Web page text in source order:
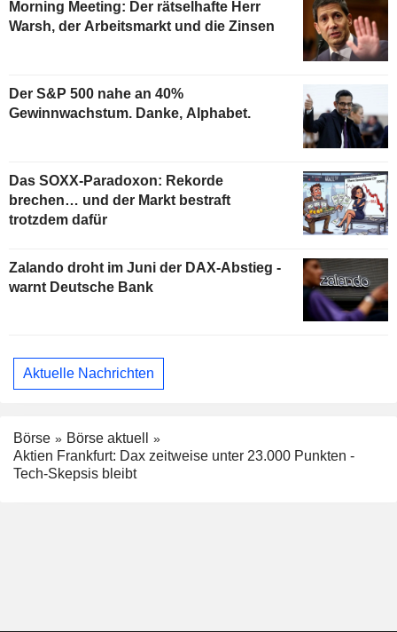
Morning Meeting: Der rätselhafte Herr
Warsh, der Arbeitsmarkt und die Zinsen
Der S&P 500 nahe an 40%
Gewinnwachstum. Danke, Alphabet.
Das SOXX-Paradoxon: Rekorde
brechen… und der Markt bestraft
trotzdem dafür
Zalando droht im Juni der DAX-Abstieg -
warnt Deutsche Bank
Aktuelle Nachrichten
Börse
Börse aktuell
Aktien Frankfurt: Dax zeitweise unter 23.000 Punkten -
Tech-Skepsis bleibt